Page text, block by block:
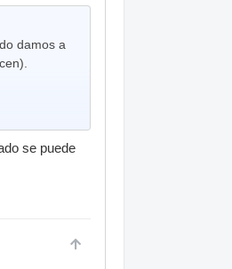
damos a
se puede